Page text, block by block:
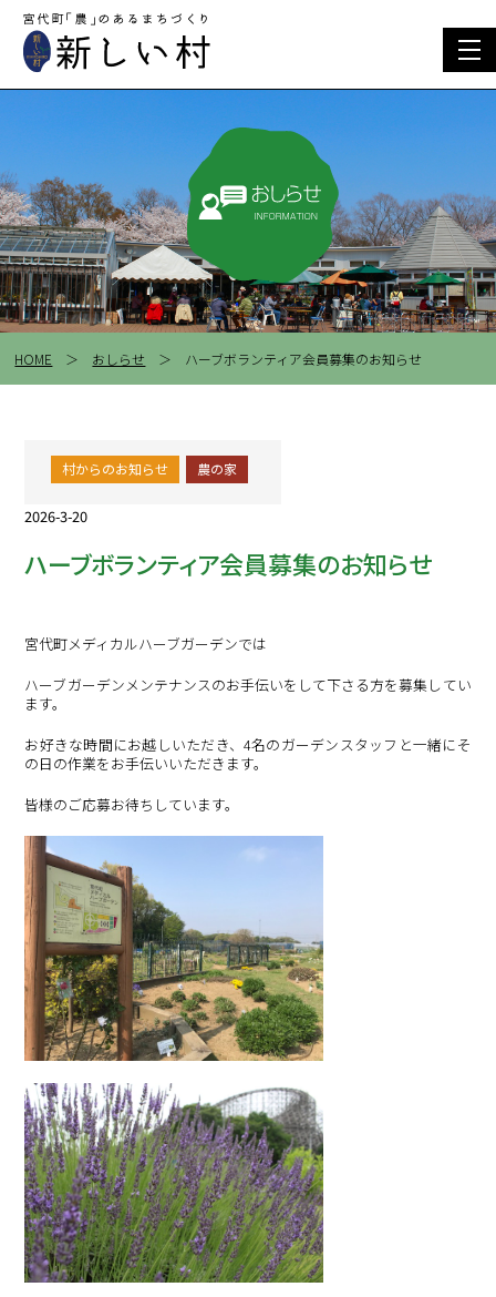
HOME ＞ おしらせ ＞ ハーブボランティア会員募集のお知らせ
村からのお知らせ 農の家
2026-3-20
ハーブボランティア会員募集のお知らせ
宮代町メディカルハーブガーデンでは
ハーブガーデンメンテナンスのお手伝いをして下さる方を募集してい
ます。
お好きな時間にお越しいただき、4名のガーデンスタッフと一緒にそ
の日の作業をお手伝いいただきます。
皆様のご応募お待ちしています。